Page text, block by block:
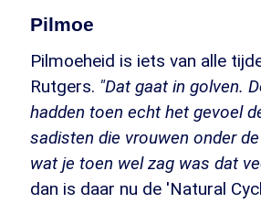
Pilmoe
Pilmoeheid is iets van alle
Rutgers. "Dat gaat in golven.
hadden toen echt het gevoel
sadisten die vrouwen onder
wat je toen wel zag was dat
dan is daar nu de 'Natural